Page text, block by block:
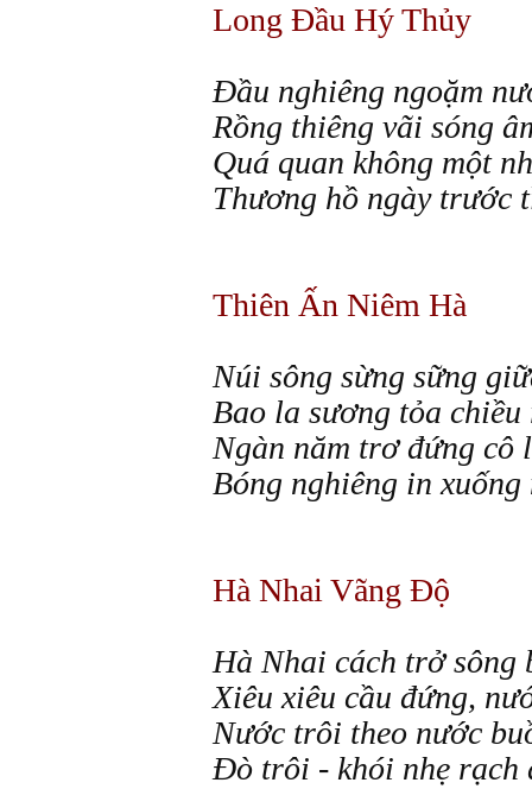
Long Đầu Hý Thủy
Đầu nghiêng ngoặm
Rồng thiêng vãi sóng
Quá quan không một
Thương hồ ngày trước
Thiên Ấn Niêm Hà
Núi sông sừng sững
Bao la sương tỏa
Ngàn năm trơ đứng cô
Bóng nghiêng in
Hà Nhai Vãng Độ
Hà Nhai cách trở sông
Xiêu xiêu cầu đứng,
Nước trôi theo nước
Đò trôi - khói nhẹ rạch